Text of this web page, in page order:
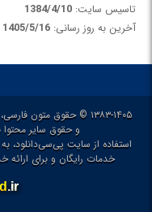
تاسیس سایت: 1384/4/10
آخرین به روز رسانی: 1405/5/16
و حقوق سایر
استفاده از سایت پی‌سی‌دانلود،
خدمات رایگان و برای ارائه